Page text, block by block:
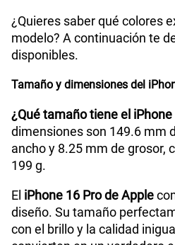
¿Quieres saber qué colores
modelo? A continuación te
disponibles.
Tamaño y dimensiones del
¿Qué tamaño tiene el iPhone
dimensiones son 149.6 mm
ancho y 8.25 mm de grosor,
199 g.
El iPhone 16 Pro de Apple
diseño. Su tamaño
con el brillo y la calidad